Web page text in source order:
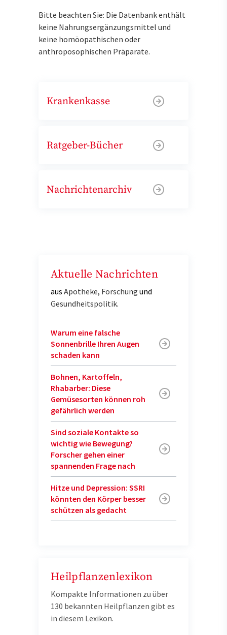
Bitte beachten Sie: Die Datenbank enthält
keine Nahrungsergänzungsmittel und
keine homöopathischen oder
anthroposophischen Präparate.
Krankenkasse
Ratgeber-Bücher
Nachrichtenarchiv
Aktuelle Nachrichten
aus Apotheke, Forschung und
Gesundheitspolitik.
Warum eine falsche
Sonnenbrille Ihren Augen
schaden kann
Bohnen, Kartoffeln,
Rhabarber: Diese
Gemüsesorten können roh
gefährlich werden
Sind soziale Kontakte so
wichtig wie Bewegung?
Forscher gehen einer
spannenden Frage nach
Hitze und Depression: SSRI
könnten den Körper besser
schützen als gedacht
Heilpflanzenlexikon
Kompakte Informationen zu über
130 bekannten Heilpflanzen gibt es
in diesem Lexikon.